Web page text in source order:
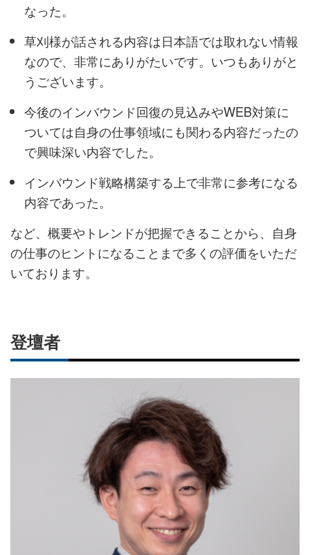
なった。
草刈様が話される内容は日本語では取れない情報
なので、非常にありがたいです。いつもありがと
うございます。
今後のインバウンド回復の見込みやWEB対策に
ついては自身の仕事領域にも関わる内容だったの
で興味深い内容でした。
インバウンド戦略構築する上で非常に参考になる
内容であった。
など、概要やトレンドが把握できることから、自身
の仕事のヒントになることまで多くの評価をいただ
いております。
登壇者